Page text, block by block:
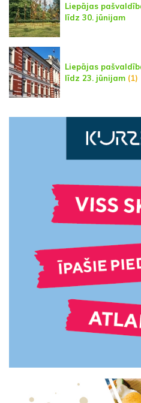
Liepājas
līdz 30. jūnijam
Liepājas
līdz 23. jūnijam (1)